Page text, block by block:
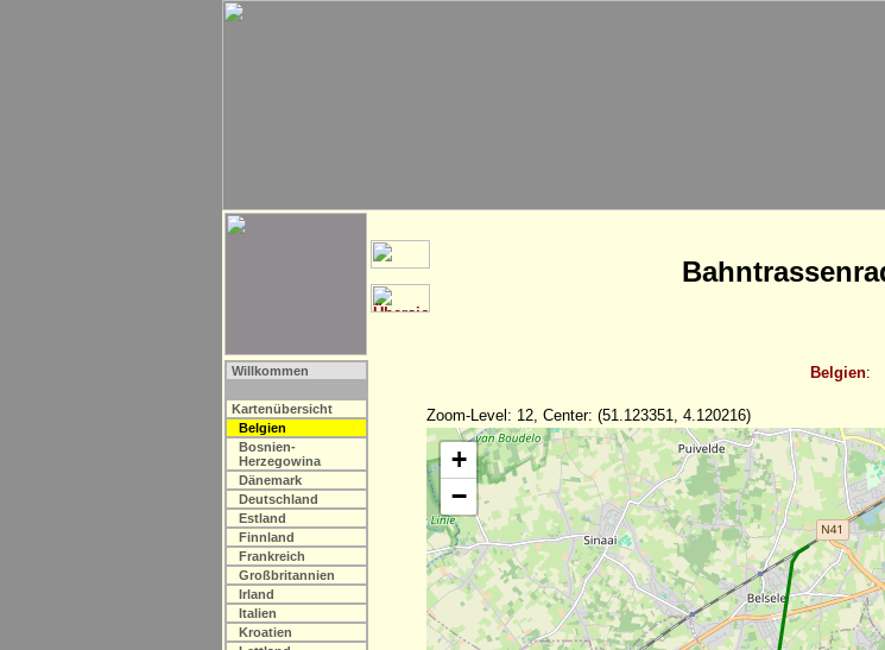
Willkommen
Kartenübersicht
Belgien
Bosnien-
Herzegowina
Dänemark
Deutschland
Estland
Finnland
Frankreich
Großbritannien
Irland
Italien
Kroatien
Belgien:
Zoom-Level: 12, Center: (51.123351, 4.120216)
+
−